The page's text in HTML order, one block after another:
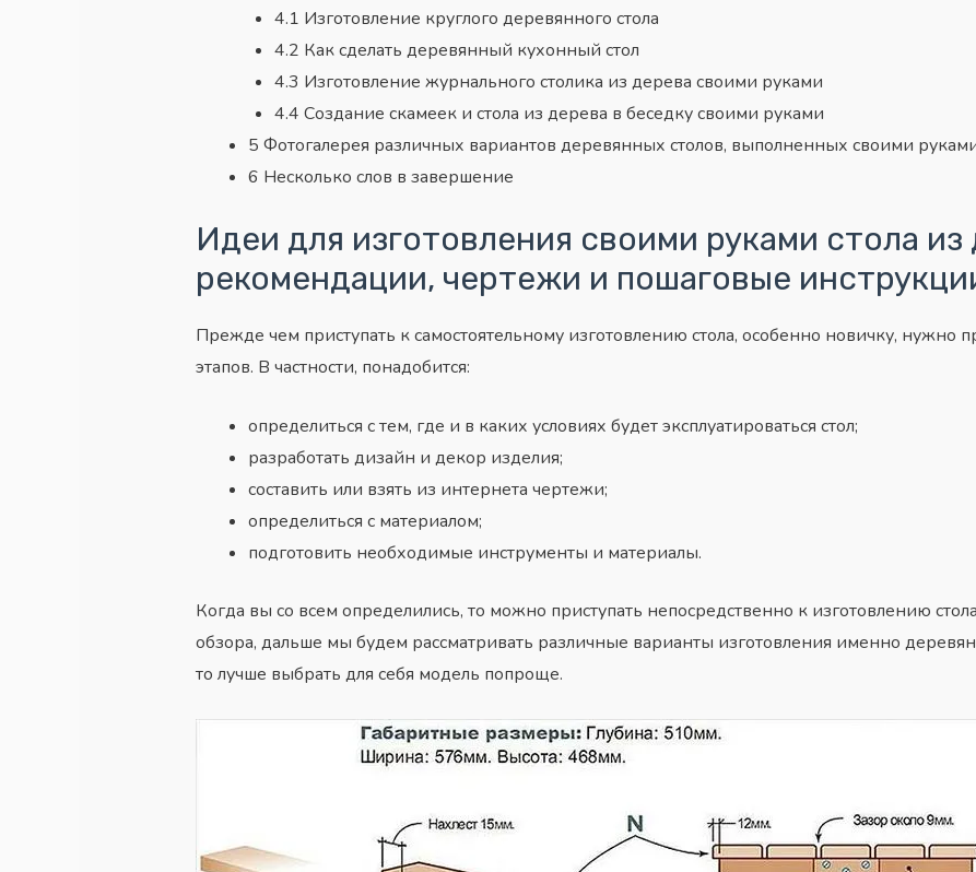
4.1 Изготовление круглого деревянного стола
4.2 Как сделать деревянный кухонный стол
4.3 Изготовление журнального столика из дерева своими руками
4.4 Создание скамеек и стола из дерева в беседку своими руками
5 Фотогалерея различных вариантов деревянных столов, выполненных своими
6 Несколько слов в завершение
Идеи для изготовления своими руками стола
рекомендации, чертежи и пошаговые
Прежде чем приступать к самостоятельному изготовлению стола, особенно новичку, нужно
этапов. В частности, понадобится:
определиться с тем, где и в каких условиях будет эксплуатироваться стол;
разработать дизайн и декор изделия;
составить или взять из интернета чертежи;
определиться с материалом;
подготовить необходимые инструменты и материалы.
Когда вы со всем определились, то можно приступать непосредственно к изготовлению
обзора, дальше мы будем рассматривать различные варианты изготовления именно
то лучше выбрать для себя модель попроще.